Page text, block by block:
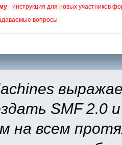
- инструкция для новых участников
вопросы
SMF 2.0
на всем